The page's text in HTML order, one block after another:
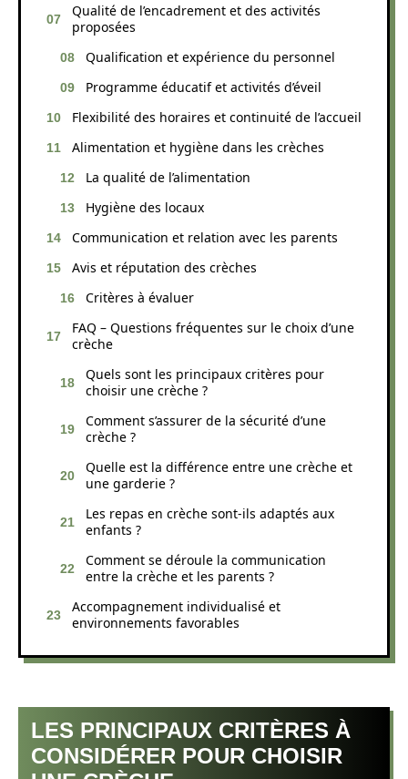
Qualité de l’encadrement et des activités
proposées
Qualification et expérience du personnel
Programme éducatif et activités d’éveil
Flexibilité des horaires et continuité de l’accueil
Alimentation et hygiène dans les crèches
La qualité de l’alimentation
Hygiène des locaux
Communication et relation avec les parents
Avis et réputation des crèches
Critères à évaluer
FAQ – Questions fréquentes sur le choix d’une
crèche
Quels sont les principaux critères pour
choisir une crèche ?
Comment s’assurer de la sécurité d’une
crèche ?
Quelle est la différence entre une crèche et
une garderie ?
Les repas en crèche sont-ils adaptés aux
enfants ?
Comment se déroule la communication
entre la crèche et les parents ?
Accompagnement individualisé et
environnements favorables
LES PRINCIPAUX CRITÈRES À
CONSIDÉRER POUR CHOISIR